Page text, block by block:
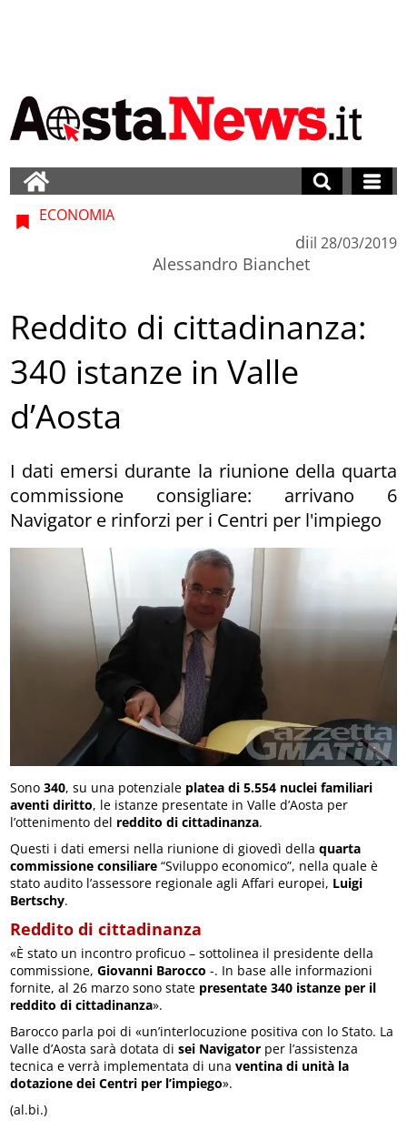
ECONOMIA
di
Alessandro Bianchet
il 28/03/2019
Reddito di cittadinanza:
340 istanze in Valle
d’Aosta
I dati emersi durante la riunione della quarta
commissione consigliare: arrivano 6
Navigator e rinforzi per i Centri per l'impiego
Sono340, su una potenziale platea di 5.554 nuclei familiari
aventi diritto, le istanze presentate in Valle d’Aosta per
l’ottenimento del reddito di cittadinanza.
Questi i dati emersi nella riunione di giovedì dellaquarta
commissione consiliare “Sviluppo economico”, nella quale è
stato audito l’assessore regionale agli Affari europei, Luigi
Bertschy.
Reddito di cittadinanza
«È stato un incontro proficuo – sottolinea il presidente della
commissione,Giovanni Barocco -. In base alle informazioni
fornite, al 26 marzo sono state presentate 340 istanze per il
reddito di cittadinanza».
Barocco parla poi di «un’interlocuzione positiva con lo Stato. La
Valle d’Aosta sarà dotata disei Navigator per l’assistenza
tecnica e verrà implementata di unaventina di unità la
dotazione dei Centri per l’impiego».
(al.bi.)